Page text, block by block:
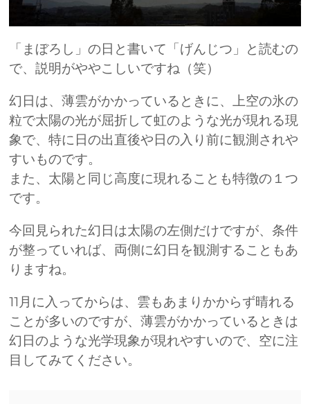
「まぼろし」の日と書いて「げんじつ」と読むの
で、説明がややこしいですね（笑）
幻日は、薄雲がかかっているときに、上空の氷の
粒で太陽の光が屈折して虹のような光が現れる現
象で、特に日の出直後や日の入り前に観測されや
すいものです。
また、太陽と同じ高度に現れることも特徴の１つ
です。
今回見られた幻日は太陽の左側だけですが、条件
が整っていれば、両側に幻日を観測することもあ
りますね。
11月に入ってからは、雲もあまりかからず晴れる
ことが多いのですが、薄雲がかかっているときは
幻日のような光学現象が現れやすいので、空に注
目してみてください。